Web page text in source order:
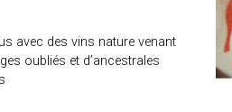
avec des vins nature venant
oubliés et d’ancestrales